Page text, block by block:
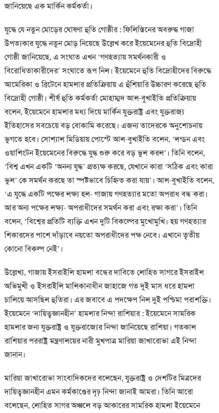
জানিয়েছে এক মার্কিন কর্মকর্তা।
যুদ্ধে যে নতুন মোড়ের ঘোষণা হুতি গোষ্ঠীর : ফিলিস্তিনের অবরুদ্ধ গাজা
উপত্যকার যুদ্ধে নতুন মোড় নিয়েছে উল্লেখ করে ইয়েমেনের হুতি বিদ্রোহী
গোষ্ঠী জানিয়েছে, এ সংঘাত এখন ‘গণহত্যায় সমর্থনকারী ও
বিরোধিতাকারীদের’ সংঘাতে রূপ নিল। ইয়েমেনে হুতি বিদ্রোহীদের বিরুদ্ধে
আমেরিকা ও ব্রিটেনে হামলার প্রতিক্রিয়ায় এ হুঁশিয়ারি উচ্চারণ করেছে হুতি
বিদ্রোহী গোষ্ঠী। শীর্ষ হুতি কর্মকর্তা মোহাম্মদ আল-বুখাইতি প্রতিক্রিয়ায়
বলেন, ইয়েমেনে হামলার মধ্য দিয়ে মার্কিন যুক্তরাষ্ট্র এবং যুক্তরাজ্য
ইতিহাসের সবচেয়ে বড় বোকামি করেছে। এজন্য তাদেরকে অনুশোচনায়
ভুগতে হবে। সোশ্যাল মিডিয়ায় পোস্টে আল-বুখাইতি বলেন, ‘লন্ডন এবং
ওয়াশিংটন ইয়েমেনের বিরুদ্ধে যুদ্ধ শুরু করে বড় ভুল করল’। তিনি বলেন,
‘বিশ্ব এখন একটি ‘অনন্য যুদ্ধ’ প্রত্যক্ষ করছে, যেখানে কারা ‘সঠিক এবং কারা
ভুল’ কে সমর্থন করছে তা স্পষ্টভাবে চিহ্নিত করা যায়’। আল-বুখাইতি বলেন,
‘এ যুদ্ধে একটি পক্ষের লক্ষ্য হল- গাজায় গণহত্যার মতো অপরাধ বন্ধ করা।
আর অন্য পক্ষের লক্ষ্য- অপরাধীদের সমর্থন করা এবং রক্ষা করা’। তিনি
বলেন, ‘বিশ্বের প্রতিটি ব্যক্তি এখন দুটি বিকল্পের মুখোমুখি। হয় গণহত্যার
শিকারদের পাশে দাঁড়াবে নয়তো অপরাধীদের পক্ষ নেবে। এখানে তৃতীয়
কোনো বিকল্প নেই’।
উল্লেখ্য, গাজায় ইসরাইলি হামলা বন্ধের দাবিতে লোহিত সাগরে ইসরাইল
অভিমুখী ও ইসরাইলি মালিকানাধীন জাহাজে গত দুই মাস ধরে হামলা
চালিয়ে আসছিল হুতিরা। এর জবাবে এ পদক্ষেপ নিল দুই পশ্চিমা পরাশক্তি।
ইয়েমেনে ‘দায়িত্বজ্ঞানহীন’ হামলার নিন্দা রাশিয়ার : ইয়েমেনে সামরিক
হামলার জন্য যুক্তরাষ্ট্র ও যুক্তরাজ্যের নিন্দা জানিয়েছে রাশিয়া। গতকাল
রাশিয়ার পররাষ্ট্র মন্ত্রণালয়ের নারী মুখপাত্র মারিয়া জাখারোভা এই নিন্দা
জানান।
মারিয়া জাখারোভা সাংবাদিকদের বলেছেন, যুক্তরাষ্ট্র ও দেশটির মিত্রদের
দায়িত্বজ্ঞানহীন এমন কর্মকাণ্ডের দৃঢ় নিন্দা জানাই আমরা। তিনি আরো
বলেছেন, লোহিত সাগর অঞ্চলে বড় আকারের সামরিক হামলা ইয়েমেনে